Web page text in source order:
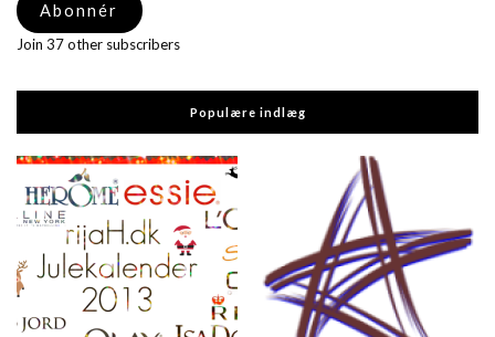
Abonnér
Join 37 other subscribers
Populære indlæg